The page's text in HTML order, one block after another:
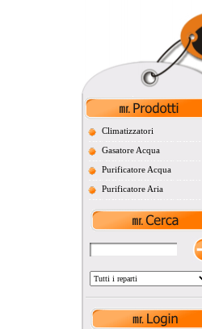
Climatizzatori
Gasatore Acqua
Purificatore Acqua
Purificatore Aria